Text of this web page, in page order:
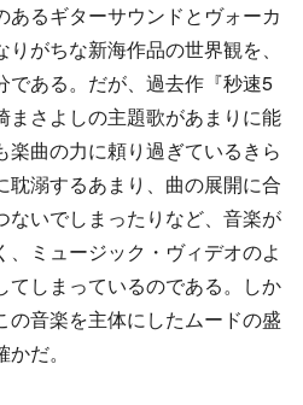
あるギターサウンドとヴォーカ
がちな新海作品の世界観を、
である。だが、過去作『秒速5
まさよしの主題歌があまりに能
曲の力に頼り過ぎているきら
耽溺するあまり、曲の展開に合
ないでしまったりなど、音楽が
ミュージック・ヴィデオのよ
てしまっているのである。しか
の音楽を主体にしたムードの盛
だ。